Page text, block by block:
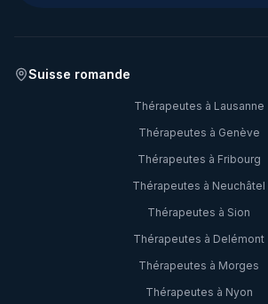
Suisse romande
Thérapeutes à Lausanne
Thérapeutes à Genève
Thérapeutes à Fribourg
Thérapeutes à Neuchâtel
Thérapeutes à Sion
Thérapeutes à Delémont
Thérapeutes à Morges
Thérapeutes à Nyon